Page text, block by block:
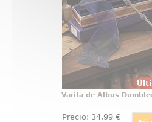
vistazo. Esta
Harry Potter
simbolismo y
Varita de Albus
Precio: 34,99€